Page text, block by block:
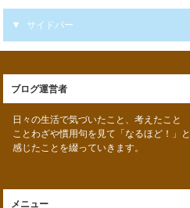
サイドバー
ブログ運営者
日々の生活で気づいたこと、考えたこと
ことわざや慣用句を見て「なるほど！」と
感じたことを綴っていきます。
メニュー